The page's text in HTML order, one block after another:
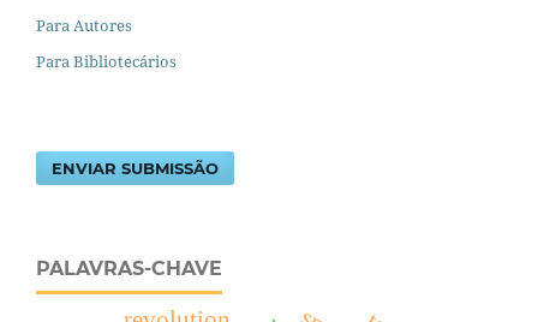
Para Autores
Para Bibliotecários
ENVIAR SUBMISSÃO
PALAVRAS-CHAVE